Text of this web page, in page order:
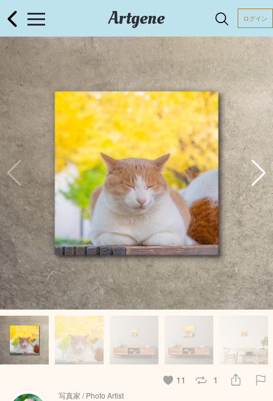
Artgene ログイン
11 1
写真家 / Photo Artist